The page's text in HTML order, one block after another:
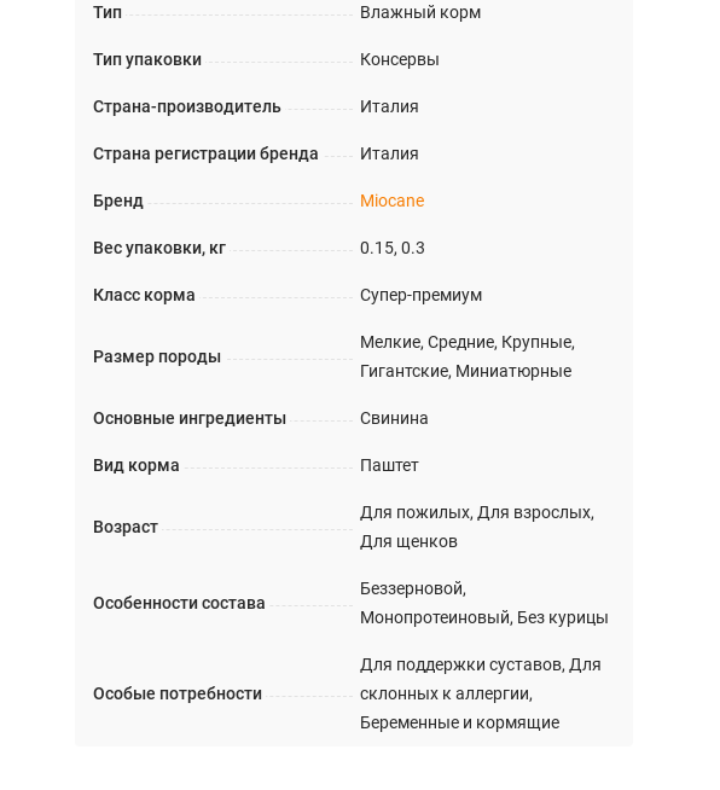
Тип Влажный корм
Тип упаковки Консервы
Страна-производитель Италия
Страна регистрации бренда Италия
Бренд Miocane
Вес упаковки, кг 0.15, 0.3
Класс корма Супер-премиум
Размер породы
Мелкие, Средние, Крупные,
Гигантские, Миниатюрные
Основные ингредиенты Свинина
Вид корма Паштет
Возраст
Для пожилых, Для взрослых,
Для щенков
Особенности состава
Беззерновой,
Монопротеиновый, Без курицы
Особые потребности
Для поддержки суставов, Для
склонных к аллергии,
Беременные и кормящие